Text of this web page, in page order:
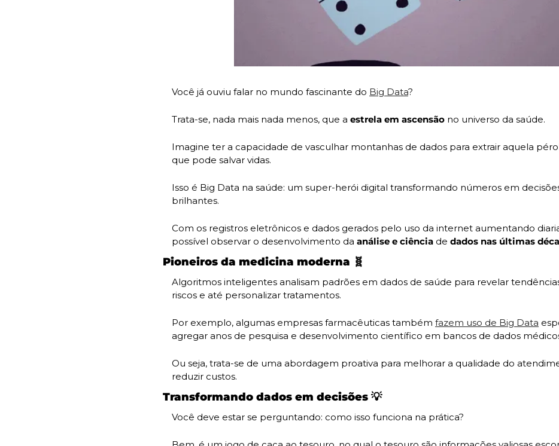
Você já ouviu falar no mundo fascinante do Big Data?
Trata-se, nada mais nada menos, que a estrela em ascensão no universo da saúde.
Imagine ter a capacidade de vasculhar montanhas de dados para extrair aquela
que pode salvar vidas.
Isso é Big Data na saúde: um super-herói digital transformando números em
brilhantes.
Com os registros eletrônicos e dados gerados pelo uso da internet aumentando
possível observar o desenvolvimento da análise e ciência de dados nas últimas
Pioneiros da medicina moderna 🧬
Algoritmos inteligentes analisam padrões em dados de saúde para revelar
riscos e até personalizar tratamentos.
Por exemplo, algumas empresas farmacêuticas também fazem uso de Big Data
agregar anos de pesquisa e desenvolvimento científico em bancos de dados
Ou seja, trata-se de uma abordagem proativa para melhorar a qualidade do
reduzir custos.
Transformando dados em decisões 💡
Você deve estar se perguntando: como isso funciona na prática?